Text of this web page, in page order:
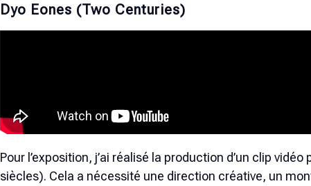
Dyo Eones (Two Centuries)
Pour l’exposition, j’ai réalisé la production d’un clip
siècles). Cela a nécessité une direction créative, un